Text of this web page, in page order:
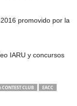
promovido por la
IARU y concursos
CONTEST CLUB
EACC